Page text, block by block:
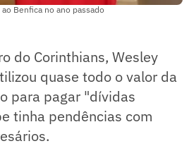
Benfica no ano passado
do Corinthians, Wesley
quase todo o valor da
para pagar "dívidas
tinha pendências com